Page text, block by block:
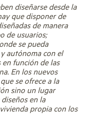
diseñarse desde la
que disponer de
de manera
de usuarios;
se pueda
autónoma con el
función de las
En los nuevos
se ofrece a la
sino un lugar
en la
propia con los